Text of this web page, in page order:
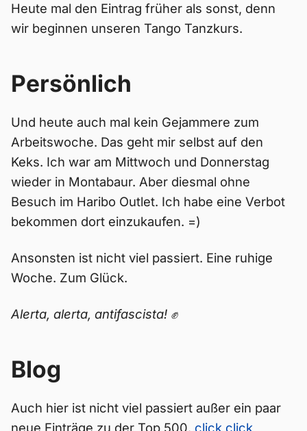
Heute mal den Eintrag früher als sonst, denn
wir beginnen unseren Tango Tanzkurs.
Persönlich
Und heute auch mal kein Gejammere zum
Arbeitswoche. Das geht mir selbst auf den
Keks. Ich war am Mittwoch und Donnerstag
wieder in Montabaur. Aber diesmal ohne
Besuch im Haribo Outlet. Ich habe eine Verbot
bekommen dort einzukaufen. =)
Ansonsten ist nicht viel passiert. Eine ruhige
Woche. Zum Glück.
Alerta, alerta, antifascista! ✊
Blog
Auch hier ist nicht viel passiert außer ein paar
neue Einträge zu der Top 500. click click